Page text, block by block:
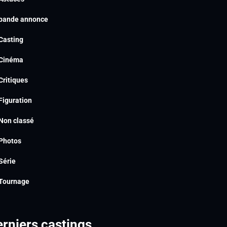
annonce
classé